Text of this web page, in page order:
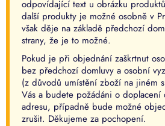
odpovídající text u obrázku
další produkty je možné osobně v
však děje na základě předchozí
strany, že je to možné.
Pokud je při objednání zaškrtnut
bez předchozí domluvy a osobní
(z důvodů umístění zboží na jiném
Vás a budete požádáni o doplacení
adresu, případně bude možné
zrušit. Děkujeme za pochopení.